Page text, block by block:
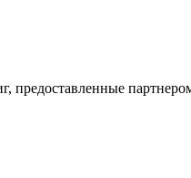
предоставленные